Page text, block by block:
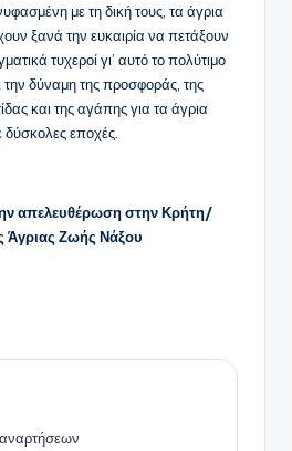
με τη δική τους, τα άγρια
ξανά την ευκαιρία να πετάξουν
τυχεροί γι’ αυτό το πολύτιμο
την δύναμη της προσφοράς, της
και της αγάπης για τα άγρια
εποχές.
απελευθέρωση στην Κρήτη/
Άγριας Ζωής Νάξου